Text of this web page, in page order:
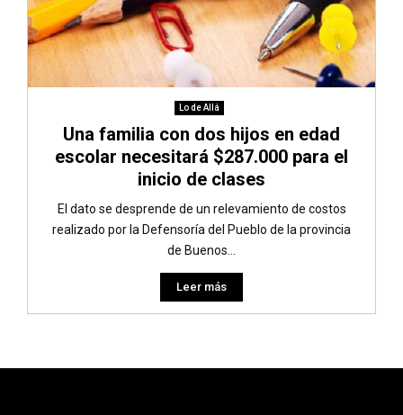
Lo de Allá
Una familia con dos hijos en edad
escolar necesitará $287.000 para el
inicio de clases
El dato se desprende de un relevamiento de costos
realizado por la Defensoría del Pueblo de la provincia
de Buenos...
Leer más